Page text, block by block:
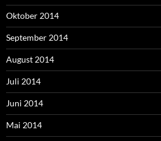
Oktober 2014
September 2014
August 2014
Juli 2014
Juni 2014
Mai 2014